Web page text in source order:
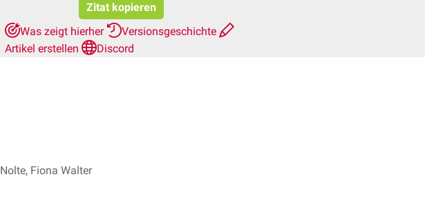
Zitat kopieren
Was zeigt hierher
Versionsgeschichte
Artikel erstellen
Discord
Fiona Walter